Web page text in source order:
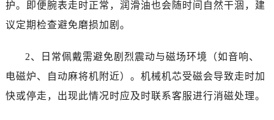
云南省临沧市临翔区世纪路帝舵售后服务中心（需提前预约）
云南省曲靖市麒麟区学府路帝舵售后服务中心（需提前预约）
云南省文山壮族苗族自治州文山市东风路帝舵售后服务中心（需提前预约）
云南省西双版纳傣族自治州景洪市宣慰大道帝舵售后服务中心（需提前预约）
护。即便腕表走时正常，润滑油也会随时间自然干涸，建
议定期检查避免磨损加剧。
2、日常佩戴需避免剧烈震动与磁场环境（如音响、
电磁炉、自动麻将机附近）。机械机芯受磁会导致走时加
快或停走，出现此情况时应及时联系客服进行消磁处理。